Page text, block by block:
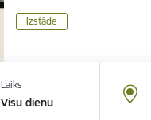
Izstāde
Laiks
Visu dienu